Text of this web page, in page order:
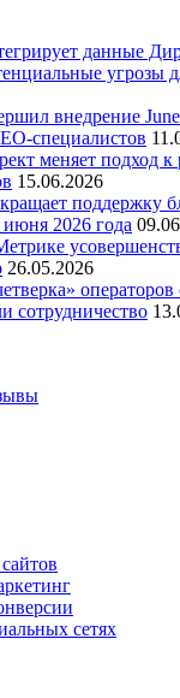
данные
угрозы
внедрение
специалистов
меняет подход к
15.06.2026
поддержку
2026 года
26.05.2026
сетях